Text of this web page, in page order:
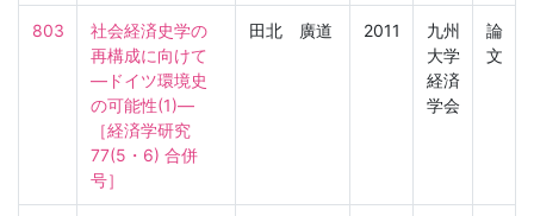
803
社会経済史学の
再構成に向けて
―ドイツ環境史
の可能性(1)―
［経済学研究
77(5・6) 合併
号］
田北 廣道 2011
九州
大学
経済
学会
論
文